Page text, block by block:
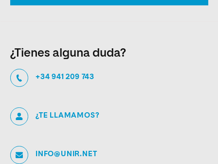
¿Tienes alguna duda?
+34 941 209 743
¿TE LLAMAMOS?
INFO@UNIR.NET